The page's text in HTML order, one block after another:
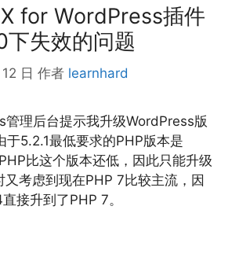
for WordPress插件
下失效的问题
日 作者 learnhard
管理后台提示我升级WordPress版
于5.2.1最低要求的PHP版本是
比这个版本还低，因此只能升级
又考虑到现在PHP 7比较主流，因
接升到了PHP 7。